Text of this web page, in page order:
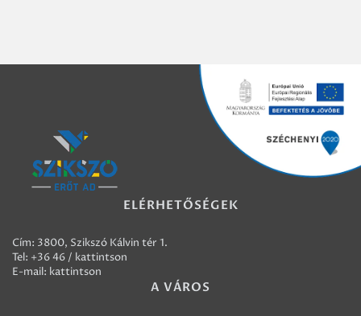
ELÉRHETŐSÉGEK
Cím: 3800, Szikszó Kálvin tér 1.
Tel: +36 46 / kattintson
E-mail: kattintson
A VÁROS